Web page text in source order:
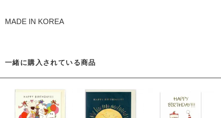
MADE IN KOREA
一緒に購入されている商品